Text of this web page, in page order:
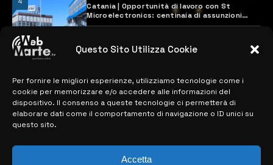
Questo Sito Utilizza Cookie
Per fornire le migliori esperienze, utilizziamo tecnologie come i
cookie per memorizzare e/o accedere alle informazioni del
dispositivo. Il consenso a queste tecnologie ci permetterà di
elaborare dati come il comportamento di navigazione o ID unici su
questo sito.
Accetta
Catania | Opportunità di lavoro con St
Microelectronics: centinaia di assunzioni
previste
MAPPA DEL SITO
> NOTIZIE